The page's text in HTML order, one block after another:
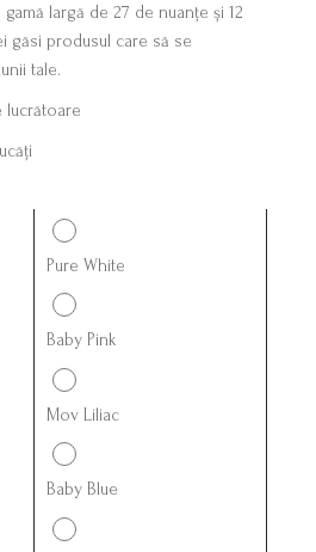
largă de 27 de nuanțe și 12
găsi produsul care să se
tale.
lucrătoare
Pure White
Baby Pink
Mov Liliac
Baby Blue